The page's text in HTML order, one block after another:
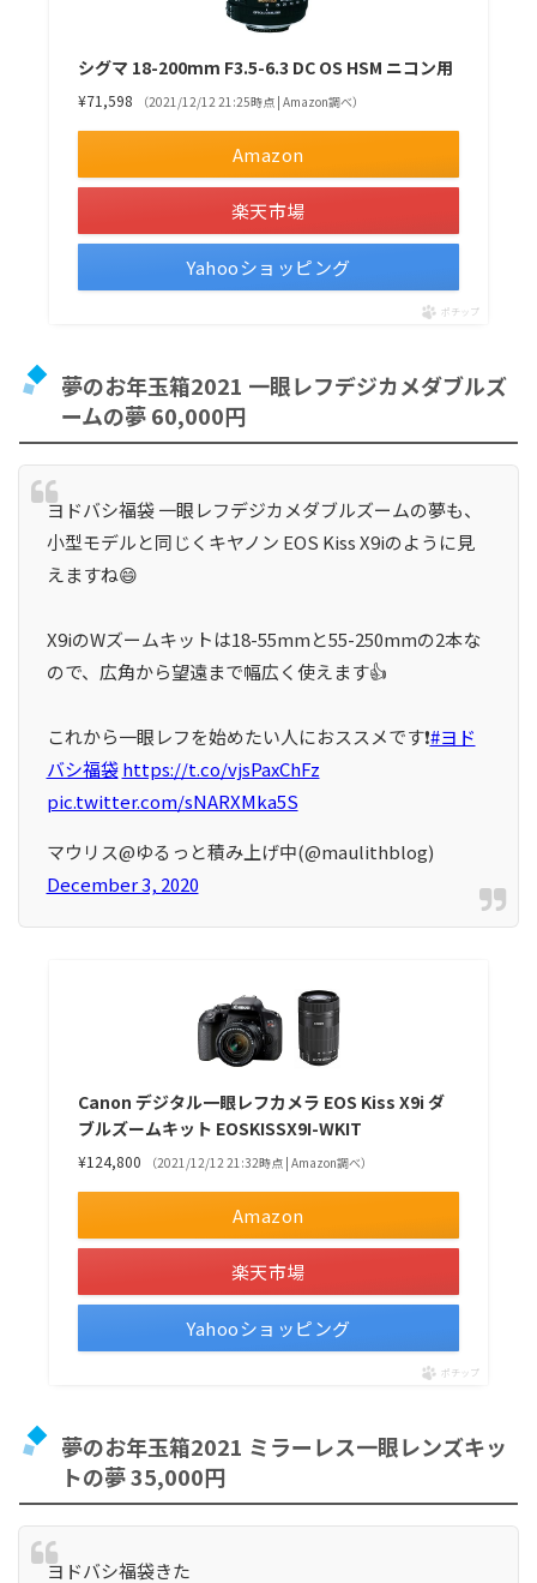
シグマ 18-200mm F3.5-6.3 DC OS HSM ニコン用
¥71,598 （2021/12/12 21:25時点 | Amazon調べ）
Amazon
楽天市場
Yahooショッピング
ポチップ
夢のお年玉箱2021 一眼レフデジカメダブルズ
ームの夢 60,000円
ヨドバシ福袋 一眼レフデジカメダブルズームの夢も、
小型モデルと同じくキヤノン EOS Kiss X9iのように見
えますね😄
X9iのWズームキットは18-55mmと55-250mmの2本な
ので、広角から望遠まで幅広く使えます👍
これから一眼レフを始めたい人におススメです❗️#ヨド
バシ福袋 https://t.co/vjsPaxChFz
pic.twitter.com/sNARXMka5S
マウリス@ゆるっと積み上げ中(@maulithblog)
December 3, 2020
Canon デジタル一眼レフカメラ EOS Kiss X9i ダ
ブルズームキット EOSKISSX9I-WKIT
¥124,800 （2021/12/12 21:32時点 | Amazon調べ）
Amazon
楽天市場
Yahooショッピング
ポチップ
夢のお年玉箱2021 ミラーレス一眼レンズキッ
トの夢 35,000円
ヨドバシ福袋きた